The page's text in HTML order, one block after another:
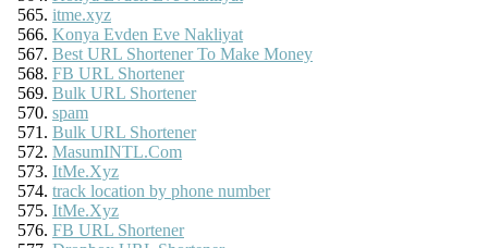
itme.xyz
Konya Evden Eve Nakliyat
Best URL Shortener To Make Money
FB URL Shortener
Bulk URL Shortener
spam
Bulk URL Shortener
MasumINTL.Com
ItMe.Xyz
track location by phone number
ItMe.Xyz
FB URL Shortener